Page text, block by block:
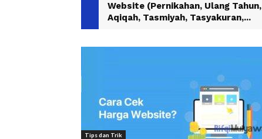
Website (Pernikahan, Ulang Tahun,
Aqiqah, Tasmiyah, Tasyakuran,...
Tips dan Trik